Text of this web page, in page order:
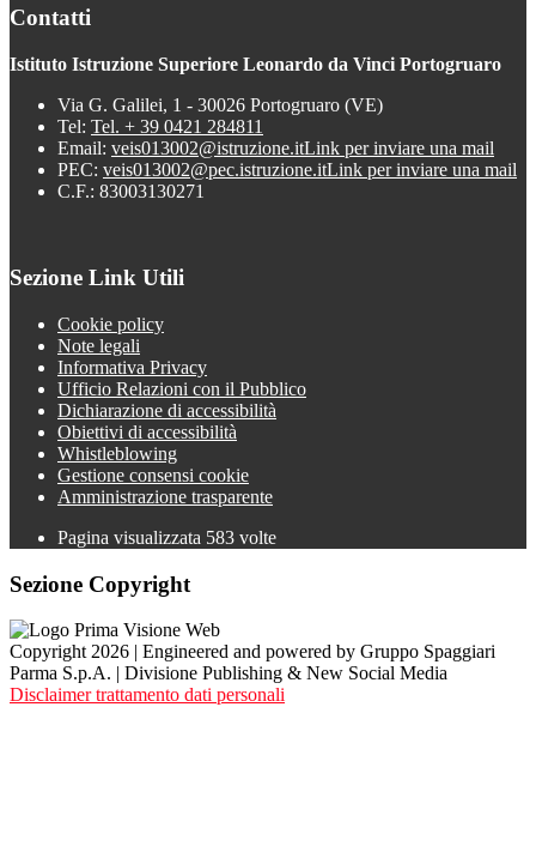
Contatti
Istituto Istruzione Superiore Leonardo da Vinci Portogruaro
Via G. Galilei, 1 - 30026 Portogruaro (VE)
Tel: Tel. + 39 0421 284811
Email: veis013002@istruzione.itLink per inviare una mail
PEC: veis013002@pec.istruzione.itLink per inviare una mail
C.F.: 83003130271
Sezione Link Utili
Cookie policy
Note legali
Informativa Privacy
Ufficio Relazioni con il Pubblico
Dichiarazione di accessibilità
Obiettivi di accessibilità
Whistleblowing
Gestione consensi cookie
Amministrazione trasparente
Pagina visualizzata 583 volte
Sezione Copyright
Copyright 2026 | Engineered and powered by Gruppo Spaggiari
Parma S.p.A. | Divisione Publishing & New Social Media
Disclaimer trattamento dati personali